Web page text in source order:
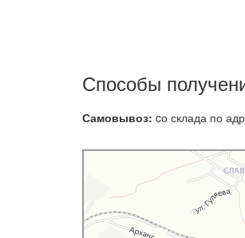
Способы
Самовывоз: cо склада по